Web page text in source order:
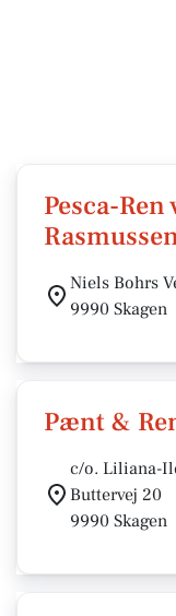
Pesca-
Niels Bohrs
9990 Skagen
Pænt &
c/o. Liliana-
Buttervej 20
9990 Skagen